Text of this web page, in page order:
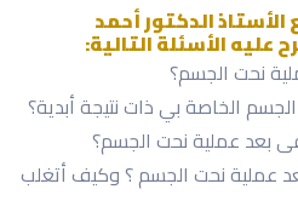
الدكتور أحمد
الأسئلة التالية:
نحت الجسم؟
الخاصة بي ذات نتيجة أبدية؟
عملية نحت الجسم؟
عملية نحت الجسم ؟ وكيف أتغلب